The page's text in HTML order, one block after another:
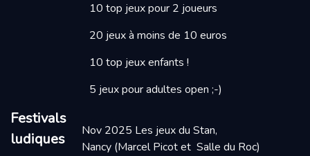
10 top jeux pour 2 joueurs
20 jeux à moins de 10 euros
10 top jeux enfants !
5 jeux pour adultes open ;-)
Festivals
ludiques
Nov 2025 Les jeux du Stan,
Nancy(Marcel Picot et Salle du Roc)